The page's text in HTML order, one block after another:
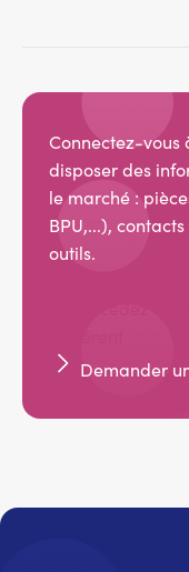
Connectez-vous
disposer des
le marché :
BPU,...),
outils.
Demander